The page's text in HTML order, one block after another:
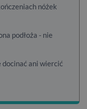
nóżek
podłoża - nie
ani wiercić